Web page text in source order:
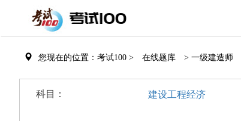
您现在的位置：考试100 > 在线题库 > 一级建造师
科目： 建设工程经济